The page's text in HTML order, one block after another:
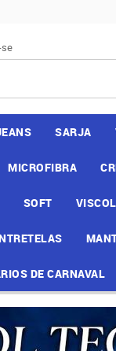
SARJA
MICROFIBRA
SOFT
DE CARNAVAL